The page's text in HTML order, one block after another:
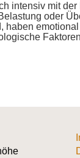
intensiv mit
oder